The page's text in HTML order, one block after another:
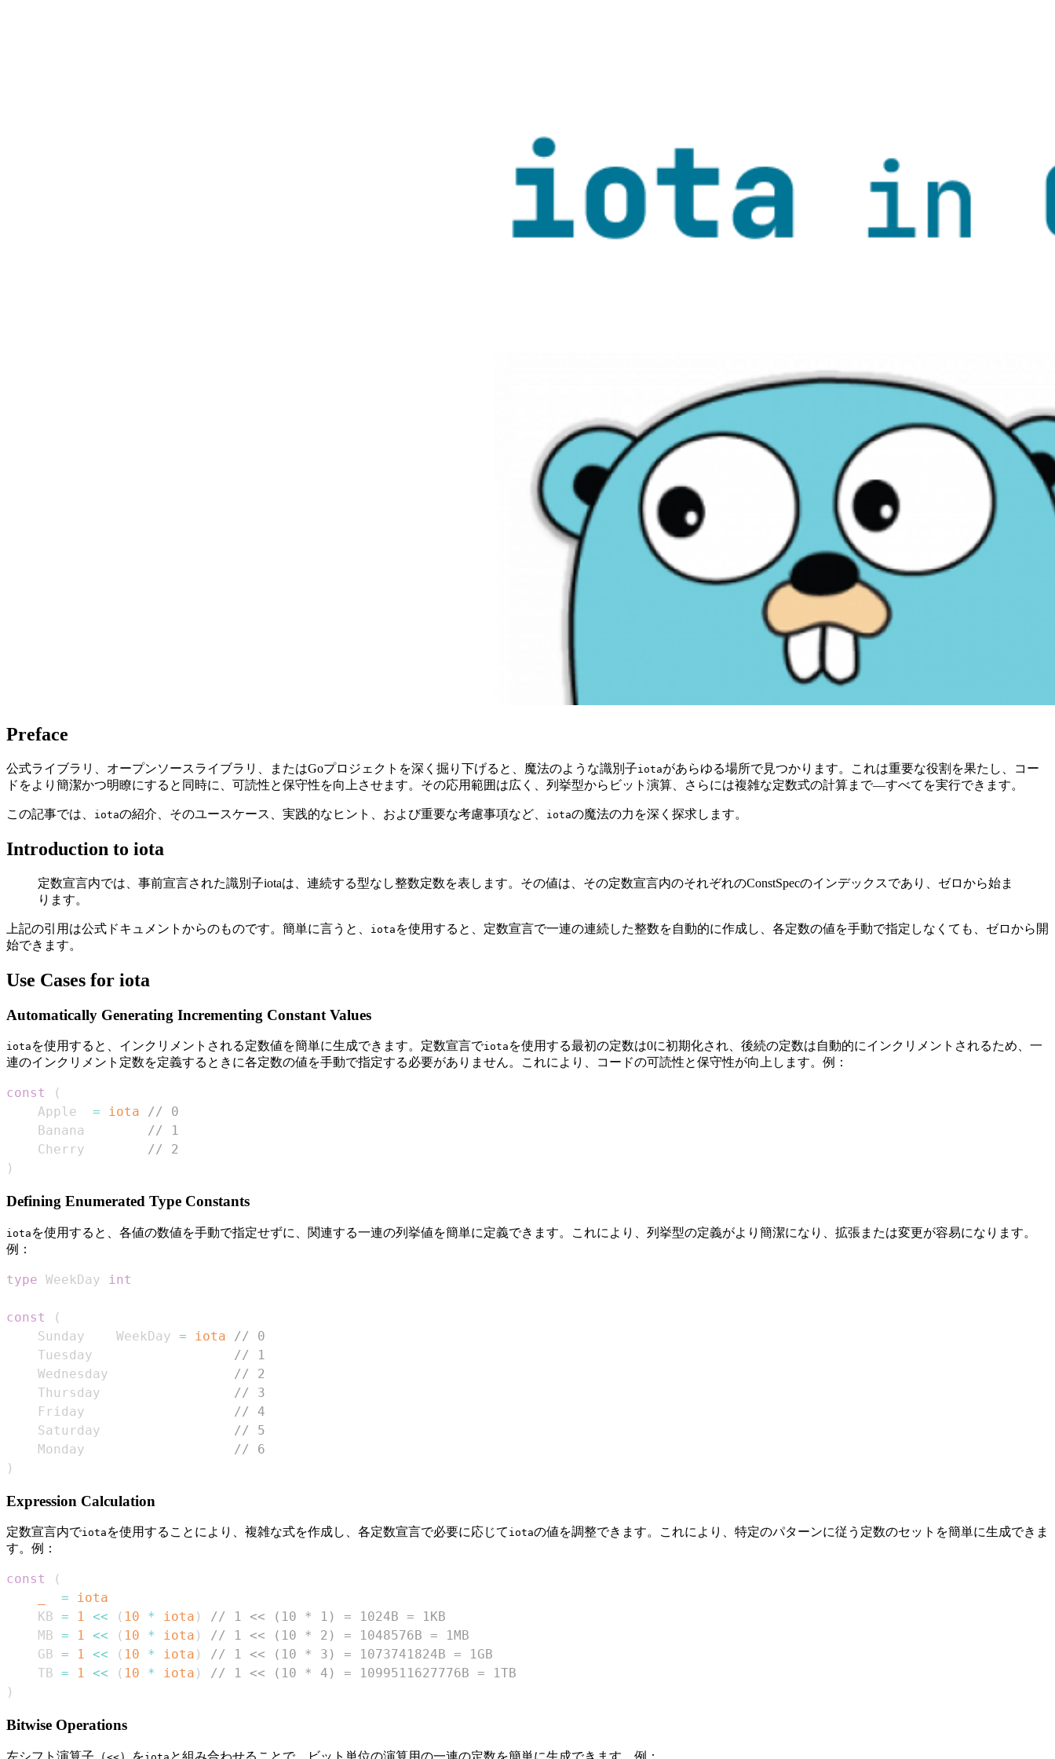
Preface
公式ライブラリ、オープンソースライブラリ、またはGoプロジェクトを深く掘り下げると、魔法のような識別子iotaがあらゆる場所で見つかります。これは重要な役割を果たし、コー
ドをより簡潔かつ明瞭にすると同時に、可読性と保守性を向上させます。その応用範囲は広く、列挙型からビット演算、さらには複雑な定数式の計算まで—すべてを実行できます。
この記事では、 iotaの紹介、そのユースケース、実践的なヒント、および重要な考慮事項など、 iotaの魔法の力を深く探求します。
Introduction to iota
定数宣言内では、事前宣言された識別子iotaは、連続する型なし整数定数を表します。その値は、その定数宣言内のそれぞれのConstSpecのインデックスであり、ゼロから始ま
ります。
上記の引用は公式ドキュメントからのものです。簡単に言うと、 iota を使用すると、定数宣言で一連の連続した整数を自動的に作成し、各定数の値を手動で指定しなくても、ゼロから開
始できます。
Use Cases for iota
Automatically Generating Incrementing Constant Values
iota を使用すると、インクリメントされる定数値を簡単に生成できます。定数宣言でiota を使用する最初の定数は0に初期化され、後続の定数は自動的にインクリメントされるため、一
連のインクリメント定数を定義するときに各定数の値を手動で指定する必要がありません。これにより、コードの可読性と保守性が向上します。例：
const
(
    Apple
= iota
// 0
    Banana
// 1
    Cherry
// 2
)
Defining Enumerated Type Constants
iota を使用すると、各値の数値を手動で指定せずに、関連する一連の列挙値を簡単に定義できます。これにより、列挙型の定義がより簡潔になり、拡張または変更が容易になります。
例：
type WeekDay int
const
(
    Sunday    WeekDay
= iota
// 0
    Tuesday
// 1
    Wednesday
// 2
    Thursday
// 3
    Friday
// 4
    Saturday
// 5
    Monday
// 6
)
Expression Calculation
定数宣言内でiota を使用することにより、複雑な式を作成し、各定数宣言で必要に応じて iotaの値を調整できます。これにより、特定のパターンに従う定数のセットを簡単に生成できま
す。例：
const
(
=
iota
    KB
= 1 << ( 10 * iota )
// 1 << (10 * 1) = 1024B = 1KB
    MB
= 1 << ( 10 * iota )
// 1 << (10 * 2) = 1048576B = 1MB
    GB
= 1 << ( 10 * iota )
// 1 << (10 * 3) = 1073741824B = 1GB
    TB
= 1 << ( 10 * iota )
// 1 << (10 * 4) = 1099511627776B = 1TB
)
Bitwise Operations
左シフト演算子（ ）を と組み合わせることで、ビット単位の演算用の一連の定数を簡単に生成できます。例：